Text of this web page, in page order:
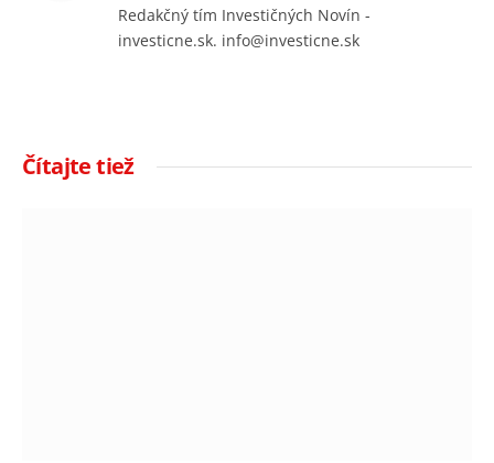
Redakčný tím Investičných Novín -
investicne.sk. info@investicne.sk
Čítajte tiež